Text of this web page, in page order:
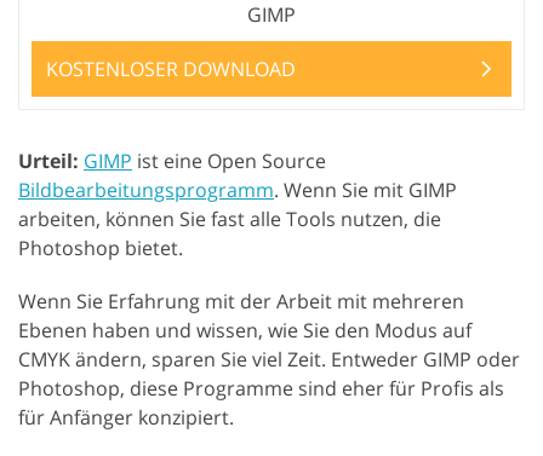
GIMP
KOSTENLOSER DOWNLOAD
Urteil: GIMP ist eine Open Source
Bildbearbeitungsprogramm. Wenn Sie mit GIMP
arbeiten, können Sie fast alle Tools nutzen, die
Photoshop bietet.
Wenn Sie Erfahrung mit der Arbeit mit mehreren
Ebenen haben und wissen, wie Sie den Modus auf
CMYK ändern, sparen Sie viel Zeit. Entweder GIMP oder
Photoshop, diese Programme sind eher für Profis als
für Anfänger konzipiert.